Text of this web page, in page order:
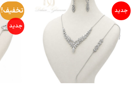
جدید تخفیف!
جدید